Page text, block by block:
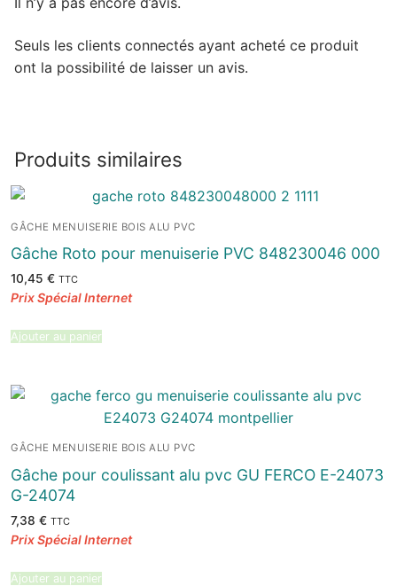
Seuls les clients connectés ayant acheté ce produit
ont la possibilité de laisser un avis.
Produits similaires
GÂCHE MENUISERIE BOIS ALU PVC
Gâche Roto pour menuiserie PVC 848230046 000
10,45 € TTC
Ajouter au panier
GÂCHE MENUISERIE BOIS ALU PVC
Gâche pour coulissant alu pvc GU FERCO E-24073
G-24074
7,38 € TTC
Ajouter au panier